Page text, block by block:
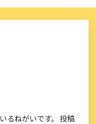
るねがいです。 投稿